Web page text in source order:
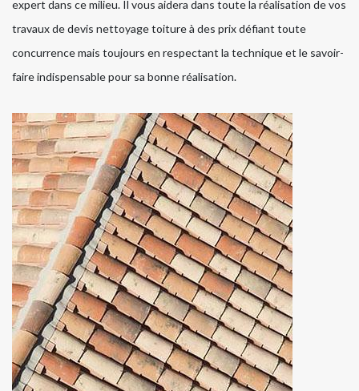
expert dans ce milieu. Il vous aidera dans toute la réalisation de vos
travaux de devis nettoyage toiture à des prix défiant toute
concurrence mais toujours en respectant la technique et le savoir-
faire indispensable pour sa bonne réalisation.